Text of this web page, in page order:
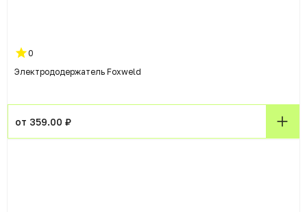
0
Электрододержатель Foxweld
от 359.00 ₽